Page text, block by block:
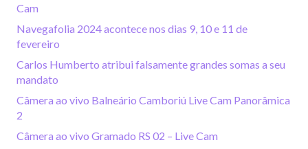
Cam
Navegafolia 2024 acontece nos dias 9, 10 e 11 de
fevereiro
Carlos Humberto atribui falsamente grandes somas a seu
mandato
Câmera ao vivo Balneário Camboriú Live Cam Panorâmica
2
Câmera ao vivo Gramado RS 02 – Live Cam